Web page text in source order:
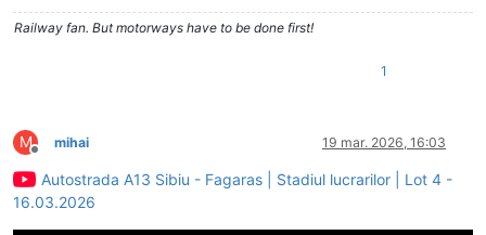
Railway fan. But motorways have to be done first!
1
M
Deconectat
mihai 19 mar. 2026, 16:03
Autostrada A13 Sibiu - Fagaras | Stadiul lucrarilor | Lot 4 -
16.03.2026